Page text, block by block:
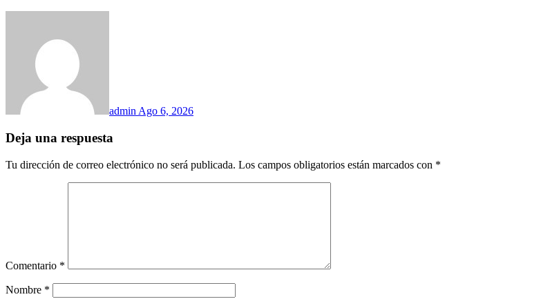
admin Ago 6, 2026
Deja una respuesta
Tu dirección de correo electrónico no será publicada. Los campos obligatorios están marcados con *
Comentario *
Nombre *